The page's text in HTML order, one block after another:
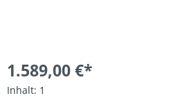
1.589,00 €*
Inhalt: 1